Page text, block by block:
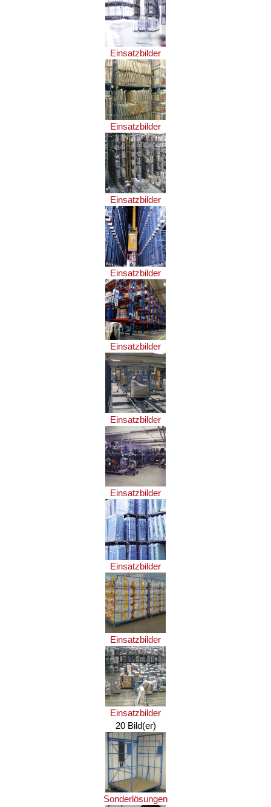
Einsatzbilder
Einsatzbilder
Einsatzbilder
Einsatzbilder
Einsatzbilder
Einsatzbilder
Einsatzbilder
Einsatzbilder
Einsatzbilder
Einsatzbilder
20 Bild(er)
Sonderlösungen